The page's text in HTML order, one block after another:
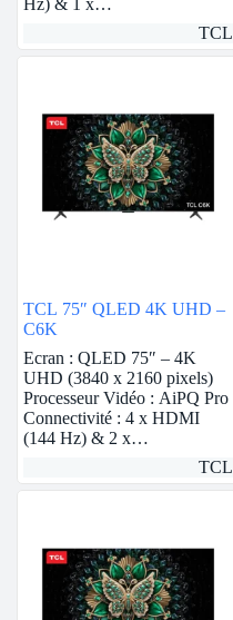
TCL
TCL 75″ QLED 4K UHD –
C6K
Ecran : QLED 75″ – 4K
UHD (3840 x 2160 pixels)
Processeur Vidéo : AiPQ Pro
Connectivité : 4 x HDMI
(144 Hz) & 2 x…
TCL